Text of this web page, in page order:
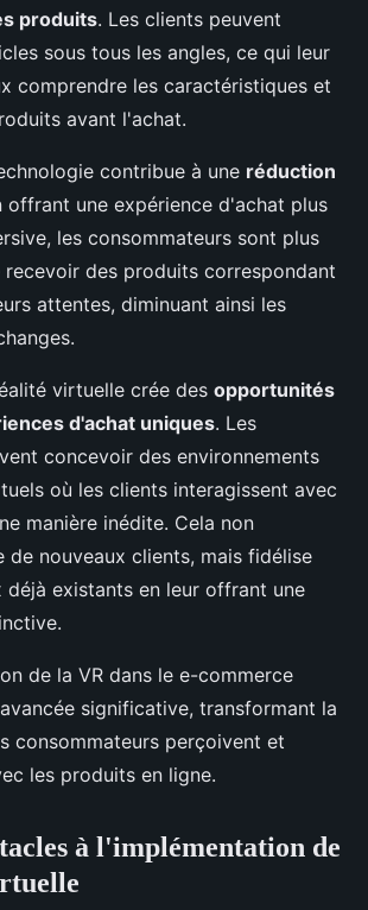
produits. Les clients peuvent
sous tous les angles, ce qui leur
comprendre les caractéristiques et
avant l'achat.
contribue à une réduction
offrant une expérience d'achat plus
les consommateurs sont plus
recevoir des produits correspondant
attentes, diminuant ainsi les
virtuelle crée des opportunités
d'achat uniques. Les
concevoir des environnements
où les clients interagissent avec
manière inédite. Cela non
de nouveaux clients, mais fidélise
déjà existants en leur offrant une
de la VR dans le e-commerce
significative, transformant la
consommateurs perçoivent et
les produits en ligne.
à l'implémentation de